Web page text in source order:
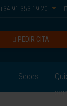
+34 91 353 19 20
PEDIR CITA
Sedes